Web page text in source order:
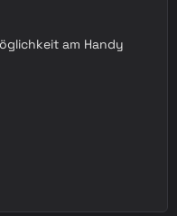
am Handy